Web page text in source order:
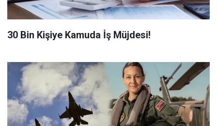
​30 Bin Kişiye Kamuda İş Müjdesi!